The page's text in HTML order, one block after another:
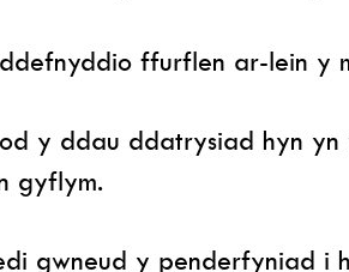
ffurflen ar-lein y
y ddau ddatrysiad hyn
gyflym.
gwneud y penderfyniad i